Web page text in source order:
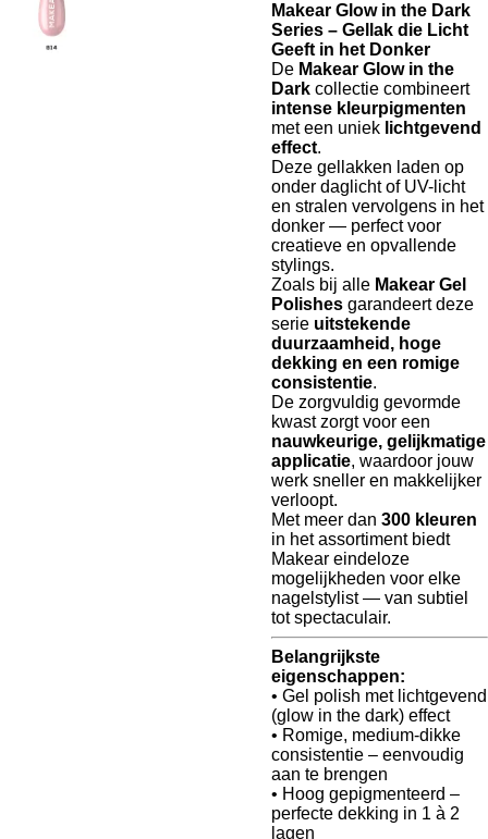
Makear Glow in the Dark
Series – Gellak die Licht
Geeft in het Donker
De Makear Glow in the
Dark collectie combineert
intense kleurpigmenten
met een uniek lichtgevend
effect.
Deze gellakken laden op
onder daglicht of UV-licht
en stralen vervolgens in het
donker — perfect voor
creatieve en opvallende
stylings.
Zoals bij alle Makear Gel
Polishes garandeert deze
serie uitstekende
duurzaamheid, hoge
dekking en een romige
consistentie.
De zorgvuldig gevormde
kwast zorgt voor een
nauwkeurige, gelijkmatige
applicatie, waardoor jouw
werk sneller en makkelijker
verloopt.
Met meer dan 300 kleuren
in het assortiment biedt
Makear eindeloze
mogelijkheden voor elke
nagelstylist — van subtiel
tot spectaculair.
Belangrijkste
eigenschappen:
• Gel polish met lichtgevend
(glow in the dark) effect
• Romige, medium-dikke
consistentie – eenvoudig
aan te brengen
• Hoog gepigmenteerd –
perfecte dekking in 1 à 2
lagen